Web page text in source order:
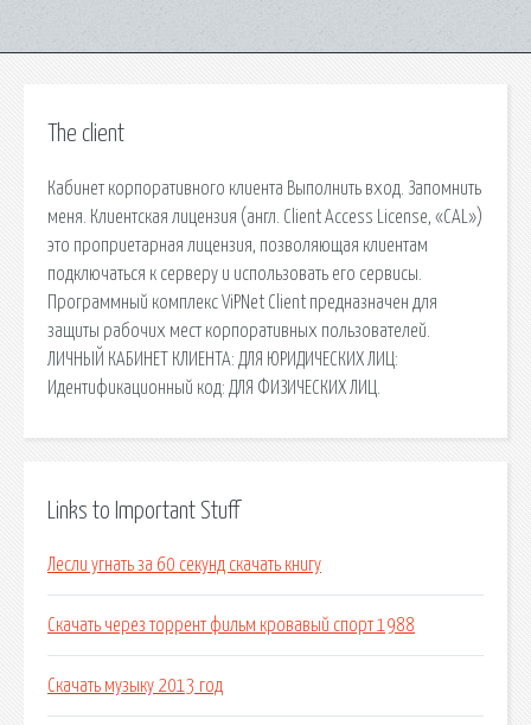
The client
Кабинет корпоративного клиента Выполнить вход. Запомнить
меня. Клиентская лицензия (англ. Client Access License, «CAL»)
это проприетарная лицензия, позволяющая клиентам
подключаться к серверу и использовать его сервисы.
Программный комплекс ViPNet Client предназначен для
защиты рабочих мест корпоративных пользователей.
ЛИЧНЫЙ КАБИНЕТ КЛИЕНТА: ДЛЯ ЮРИДИЧЕСКИХ ЛИЦ:
Идентификационный код: ДЛЯ ФИЗИЧЕСКИХ ЛИЦ.
Links to Important Stuff
Лесли угнать за 60 секунд скачать книгу
Скачать через торрент фильм кровавый спорт 1988
Скачать музыку 2013 год